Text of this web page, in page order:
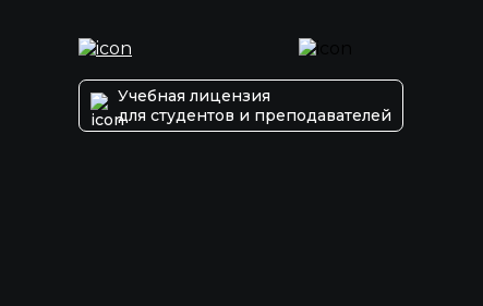
Учебная лицензия
для студентов и преподавателей